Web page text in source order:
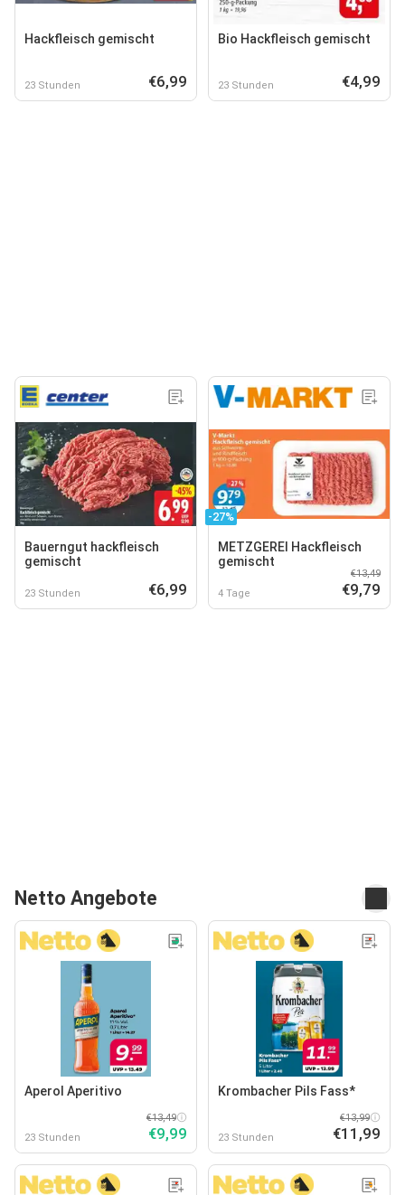
Hackfleisch gemischt
23 Stunden €6,99
Bio Hackfleisch gemischt
23 Stunden €4,99
Bauerngut hackfleisch
gemischt
23 Stunden €6,99
-27%
METZGEREI Hackfleisch
gemischt
4 Tage
€13,49
€9,79
Netto Angebote
Aperol Aperitivo
23 Stunden
€13,49
€9,99
Krombacher Pils Fass*
23 Stunden
€13,99
€11,99